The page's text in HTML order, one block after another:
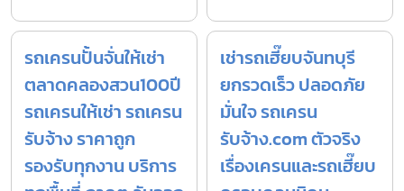
รถเครนปั้นจั่นให้เช่า
ตลาดคลองสวน100ปี
รถเครนให้เช่า รถเครน
รับจ้าง ราคาถูก
รองรับทุกงาน บริการ
เช่ารถเฮี๊ยบจันทบุรี
ยกรวดเร็ว ปลอดภัย
มั่นใจ รถเครน
รับจ้าง.com ตัวจริง
เรื่องเครนและรถเฮี๊ยบ